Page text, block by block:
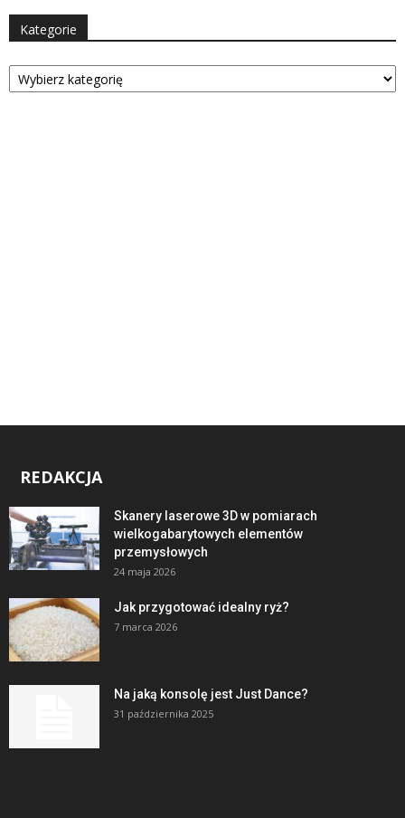
Kategorie
Kategorie
REDAKCJA
Skanery laserowe 3D w pomiarach
wielkogabarytowych elementów
przemysłowych
24 maja 2026
Jak przygotować idealny ryż?
7 marca 2026
Na jaką konsolę jest Just Dance?
31 października 2025